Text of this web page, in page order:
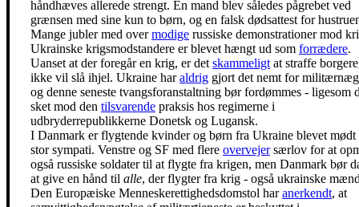
håndhæves allerede strengt. En mand blev således pågrebet ved
grænsen med sine kun to børn, og en falsk dødsattest for
Mange jubler med overmodige russiske demonstrationer mod
Ukrainske krigsmodstandere er blevet hængt ud som forrædere.
Uanset at der foregår en krig, er det skammeligt at straffe
ikke vil slå ihjel. Ukraine haraldrig gjort det nemt for
og denne seneste tvangsforanstaltning bør fordømmes - ligesom
sket mod den tilsvarende praksis hos regimerne i
udbryderrepublikkerne Donetsk og Lugansk.
I Danmark er flygtende kvinder og børn fra Ukraine blevet mødt
stor sympati. Venstre og SF med flere overvejersærlov for at
også russiske soldater til at flygte fra krigen, men Danmark bør
at give en hånd til alle, der flygter fra krig - også ukrainske
Den Europæiske Menneskerettighedsdomstol haranerkendt, at